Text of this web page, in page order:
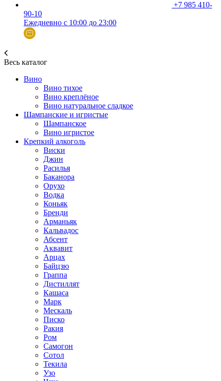
+7 985 410-
90-10
Ежедневно с 10:00 до 23:00
Весь каталог
Вино
Вино тихое
Вино креплёное
Вино натуральное сладкое
Шампанские и игристые
Шампанское
Вино игристое
Крепкий алкоголь
Виски
Джин
Расилья
Баканора
Орухо
Водка
Коньяк
Бренди
Арманьяк
Кальвадос
Абсент
Аквавит
Арцах
Байцзю
Граппа
Дистиллят
Кашаса
Марк
Мескаль
Писко
Ракия
Ром
Самогон
Сотол
Текила
Узо